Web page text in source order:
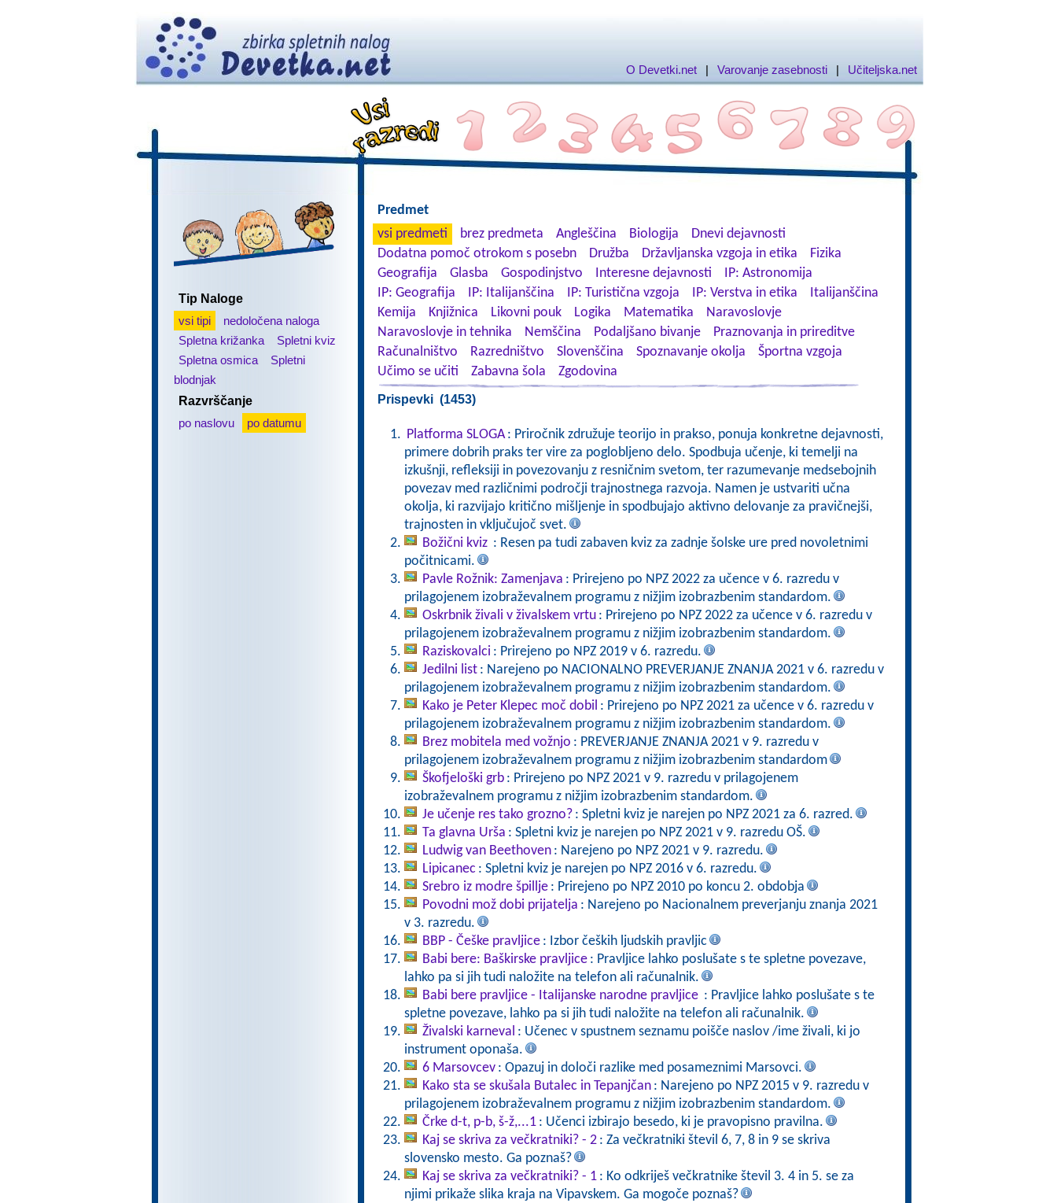
O Devetki.net | Varovanje zasebnosti | Učiteljska.net
Tip Naloge
vsi tipi
nedoločena naloga
Spletna križanka
Spletni kviz
Spletna osmica
Spletni
blodnjak
Razvrščanje
po naslovu
po datumu
Predmet
vsi predmeti
brez predmeta Angleščina Biologija
Dnevi dejavnosti
Dodatna pomoč otrokom s posebn
Družba Državljanska vzgoja in etika
Fizika
Geografija
Glasba Gospodinjstvo Interesne dejavnosti
IP: Astronomija
IP: Geografija
IP: Italijanščina IP: Turistična vzgoja IP: Verstva in etika
Italijanščina
Kemija
Knjižnica Likovni pouk Logika Matematika
Naravoslovje
Naravoslovje in tehnika
Nemščina Podaljšano bivanje
Praznovanja in prireditve
Računalništvo
Razredništvo Slovenščina Spoznavanje okolja
Športna vzgoja
Učimo se učiti
Zabavna šola Zgodovina
Prispevki (1453)
Platforma SLOGA : Priročnik združuje teorijo in prakso, ponuja konkretne dejavnosti,
primere dobrih praks ter vire za poglobljeno delo. Spodbuja učenje, ki temelji na
izkušnji, refleksiji in povezovanju z resničnim svetom, ter razumevanje medsebojnih
povezav med različnimi področji trajnostnega razvoja. Namen je ustvariti učna
okolja, ki razvijajo kritično mišljenje in spodbujajo aktivno delovanje za pravičnejši,
trajnosten in vključujoč svet.
Božični kviz : Resen pa tudi zabaven kviz za zadnje šolske ure pred novoletnimi
počitnicami.
Pavle Rožnik: Zamenjava : Prirejeno po NPZ 2022 za učence v 6. razredu v
prilagojenem izobraževalnem programu z nižjim izobrazbenim standardom.
Oskrbnik živali v živalskem vrtu : Prirejeno po NPZ 2022 za učence v 6. razredu v
prilagojenem izobraževalnem programu z nižjim izobrazbenim standardom.
Raziskovalci : Prirejeno po NPZ 2019 v 6. razredu.
Jedilni list : Narejeno po NACIONALNO PREVERJANJE ZNANJA 2021 v 6. razredu v
prilagojenem izobraževalnem programu z nižjim izobrazbenim standardom.
Kako je Peter Klepec moč dobil : Prirejeno po NPZ 2021 za učence v 6. razredu v
prilagojenem izobraževalnem programu z nižjim izobrazbenim standardom.
Brez mobitela med vožnjo : PREVERJANJE ZNANJA 2021 v 9. razredu v
prilagojenem izobraževalnem programu z nižjim izobrazbenim standardom
Škofjeloški grb : Prirejeno po NPZ 2021 v 9. razredu v prilagojenem
izobraževalnem programu z nižjim izobrazbenim standardom.
Je učenje res tako grozno? : Spletni kviz je narejen po NPZ 2021 za 6. razred.
Ta glavna Urša : Spletni kviz je narejen po NPZ 2021 v 9. razredu OŠ.
Ludwig van Beethoven : Narejeno po NPZ 2021 v 9. razredu.
Lipicanec : Spletni kviz je narejen po NPZ 2016 v 6. razredu.
Srebro iz modre špillje : Prirejeno po NPZ 2010 po koncu 2. obdobja
Povodni mož dobi prijatelja : Narejeno po Nacionalnem preverjanju znanja 2021
v 3. razredu.
BBP - Češke pravljice : Izbor čeških ljudskih pravljic
Babi bere: Baškirske pravljice : Pravljice lahko poslušate s te spletne povezave,
lahko pa si jih tudi naložite na telefon ali računalnik.
Babi bere pravljice - Italijanske narodne pravljice : Pravljice lahko poslušate s te
spletne povezave, lahko pa si jih tudi naložite na telefon ali računalnik.
Živalski karneval : Učenec v spustnem seznamu poišče naslov /ime živali, ki jo
instrument oponaša.
6 Marsovcev : Opazuj in določi razlike med posameznimi Marsovci.
Kako sta se skušala Butalec in Tepanjčan : Narejeno po NPZ 2015 v 9. razredu v
prilagojenem izobraževalnem programu z nižjim izobrazbenim standardom.
Črke d-t, p-b, š-ž,...1 : Učenci izbirajo besedo, ki je pravopisno pravilna.
Kaj se skriva za večkratniki? - 2 : Za večkratniki števil 6, 7, 8 in 9 se skriva
slovensko mesto. Ga poznaš?
Kaj se skriva za večkratniki? - 1 : Ko odkriješ večkratnike števil 3. 4 in 5. se za
njimi prikaže slika kraja na Vipavskem. Ga mogoče poznaš?